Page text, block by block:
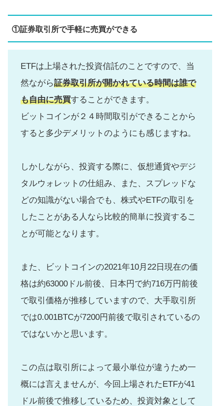
①証券取引所で手軽に売買ができる
ETFは上場された投資信託のことですので、当
然ながら証券取引所が開かれている時間は誰で
も自由に売買することができます。
ビットコインが２４時間取引ができることから
すると多少デメリットのようにも感じますね。
しかしながら、投資する際に、仮想通貨やデジ
タルウォレットの仕組み、また、スプレッドな
どの知識がない場合でも、株式やETFの取引を
したことがある人なら比較的簡単に投資するこ
とが可能となります。
また、ビットコインの2021年10月22日現在の価
格は約63000ドル前後、日本円で約716万円前後
で取引価格が推移していますので、大手取引所
では0.001BTCが7200円前後で取引されているの
ではないかと思います。
この点は取引所によって最小単位が違うため一
概には言えませんが、今回上場されたETFが41
ドル前後で推移しているため、投資対象として